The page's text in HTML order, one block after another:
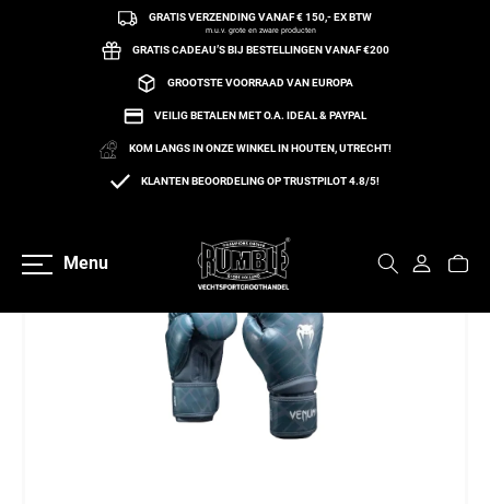
naar de contentGRATIS VERZENDING VANAF € 150,- EX BTW
m.u.v. grote en zware producten
GRATIS CADEAU’S BIJ BESTELLINGEN VANAF €200
GROOTSTE VOORRAAD VAN EUROPA
VEILIG BETALEN MET O.A. IDEAL & PAYPAL
KOM LANGS IN ONZE WINKEL IN HOUTEN, UTRECHT!
KLANTEN BEOORDELING OP TRUSTPILOT 4.8/5!
Menu